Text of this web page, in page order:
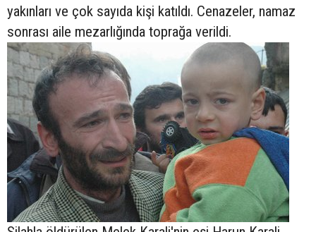
yakınları ve çok sayıda kişi katıldı. Cenazeler, namaz
sonrası aile mezarlığında toprağa verildi.